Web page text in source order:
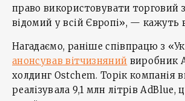
право використовувати торговий
відомий у всій Європі», — кажуть
Нагадаємо, раніше співпрацю з
анонсував вітчизняний виробник
холдинг Ostchem. Торік компанія
реалізувала 9,1 млн літрів AdBlue,